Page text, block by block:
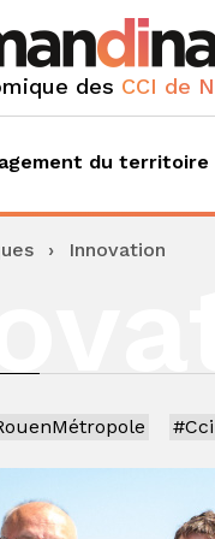
des CCI de
du territoire
› Innovation